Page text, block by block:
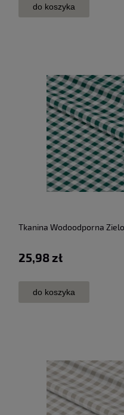
do koszyka
Tkanina Wodoodporna
25,98 zł
do koszyka